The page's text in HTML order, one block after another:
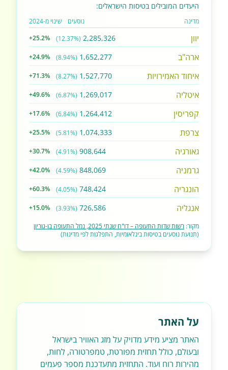
היעדים המובילים בטיסות הישראלים:
מדינה נוסעים שינוי מ-2024
יוון 2,285,326
(12.37%)
+25.2%
ארה"ב 1,652,277
(8.94%)
+24.9%
איחוד האמירויות 1,527,770
(8.27%)
+71.3%
איטליה 1,269,017
(6.87%)
+49.6%
קפריסין 1,264,412
(6.84%)
+17.6%
צרפת 1,074,333
(5.81%)
+25.5%
גאורגיה 908,644
(4.91%)
+30.7%
גרמניה 848,069
(4.59%)
+42.0%
הונגריה 748,424
(4.05%)
+60.3%
אנגליה 726,586
(3.93%)
+15.0%
מקור: רשות שדות התעופה – דו"ח שנתי 2025, נמל התעופה בן-גוריון
(תנועת נוסעים בטיסות בינלאומיות, התפלגות לפי מדינות)
על האתר
האתר מציע מידע מדויק על מזג האוויר בישראל
ובעולם, כולל תחזית מפורטת, טמפרטורה, לחות,
מהירות רוח ועוד. התחזית מתעדכנת מספר פעמים